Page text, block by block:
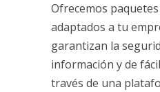
Ofrecemos
adaptados a tu
garantizan la
información y de
través de una